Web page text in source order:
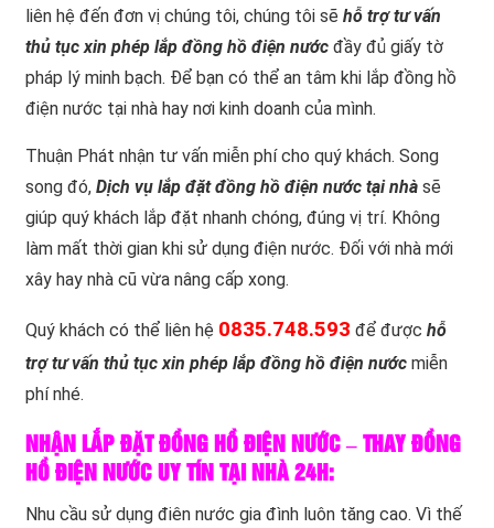
liên hệ đến đơn vị chúng tôi, chúng tôi sẽ hỗ trợ tư vấn
thủ tục xin phép lắp đồng hồ điện nước đầy đủ giấy tờ
pháp lý minh bạch. Để bạn có thể an tâm khi lắp đồng hồ
điện nước tại nhà hay nơi kinh doanh của mình.
Thuận Phát nhận tư vấn miễn phí cho quý khách. Song
song đó, Dịch vụ lắp đặt đồng hồ điện nước tại nhà sẽ
giúp quý khách lắp đặt nhanh chóng, đúng vị trí. Không
làm mất thời gian khi sử dụng điện nước. Đối với nhà mới
xây hay nhà cũ vừa nâng cấp xong.
Quý khách có thể liên hệ 0835.748.593 để được hỗ
trợ tư vấn thủ tục xin phép lắp đồng hồ điện nước miễn
phí nhé.
NHẬN LẮP ĐẶT ĐỒNG HỒ ĐIỆN NƯỚC – THAY ĐỒNG
HỒ ĐIỆN NƯỚC UY TÍN TẠI NHÀ 24H:
Nhu cầu sử dụng điên nước gia đình luôn tăng cao. Vì thế